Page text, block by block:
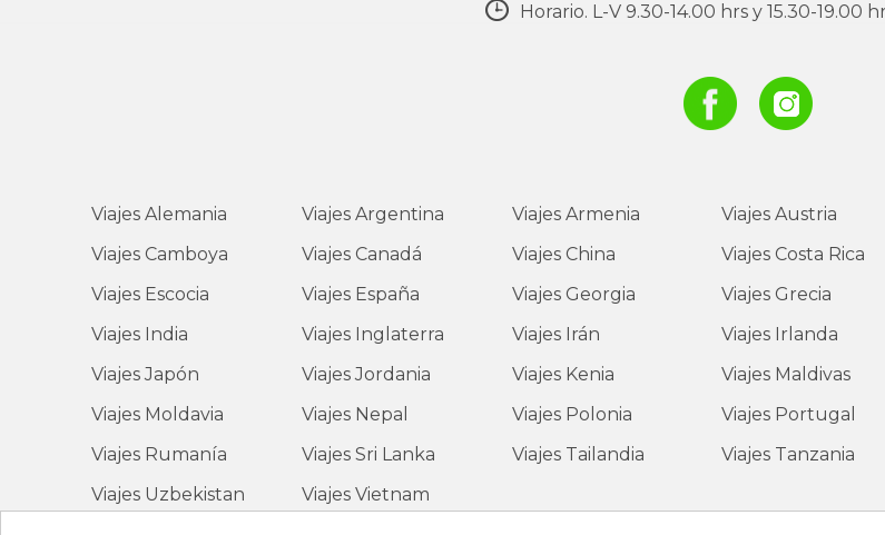
Horario. L-V 9.30-14.00 hrs y 15.30-19.00
Viajes Alemania ViajesArgentina ViajesArmenia Viajes Austria
Viajes Camboya ViajesCanadá ViajesChina Viajes Costa Rica
Viajes Escocia ViajesEspaña ViajesGeorgia Viajes Grecia
Viajes India ViajesInglaterra ViajesIrán Viajes Irlanda
ViajesJapón ViajesJordania ViajesKenia Viajes Maldivas
Viajes Moldavia ViajesNepal ViajesPolonia Viajes Portugal
Viajes Rumanía ViajesSri Lanka ViajesTailandia Viajes Tanzania
Viajes Uzbekistan ViajesVietnam